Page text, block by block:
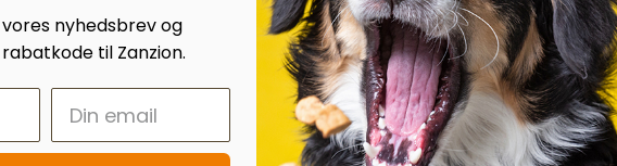
nyhedsbrev og
til Zanzion.